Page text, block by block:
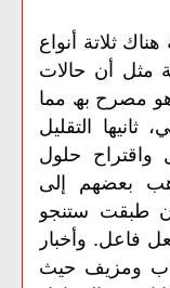
ثلاتة أنواع
مثل أن حالات
مصرح بھ مما
التقلیل
واقتراح حلول
بعضھم إلى
طبقت ستنجو
فاعل. وأخبار
ومزیف حیث